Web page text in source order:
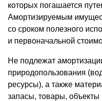
которых погашается
Амортизируемым
со сроком полезного
и первоначальной
Не подлежат
природопользования
ресурсы), а также
запасы, товары,